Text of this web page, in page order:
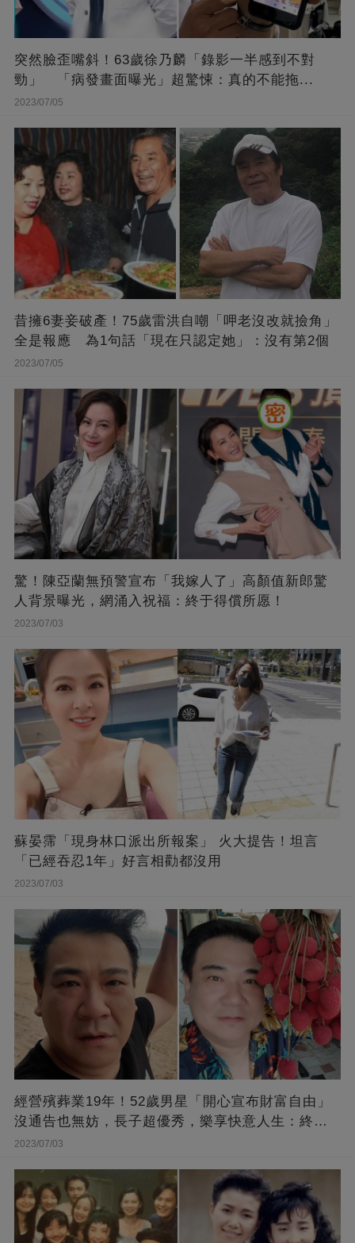
突然臉歪嘴斜！63歲徐乃麟「錄影一半感到不對
勁」 「病發畫面曝光」超驚悚：真的不能拖...
2023/07/05
昔擁6妻妾破產！75歲雷洪自嘲「呷老沒改就撿角」
全是報應 為1句話「現在只認定她」：沒有第2個
2023/07/05
驚！陳亞蘭無預警宣布「我嫁人了」高顏值新郎驚
人背景曝光，網涌入祝福：終于得償所愿！
2023/07/03
蘇晏霈「現身林口派出所報案」 火大提告！坦言
「已經吞忍1年」好言相勸都沒用
2023/07/03
經營殯葬業19年！52歲男星「開心宣布財富自由」
沒通告也無妨，長子超優秀，樂享快意人生：終于
能遊山玩水！
2023/07/03